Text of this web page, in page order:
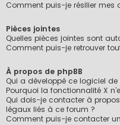
Comment puis-je résilier mes
Pièces jointes
Quelles pièces jointes sont
Comment puis-je retrouver
À propos de phpBB
Qui a développé ce logiciel
Pourquoi la fonctionnalité X
Qui dois-je contacter à
légaux liés à ce forum ?
Comment puis-je contacter